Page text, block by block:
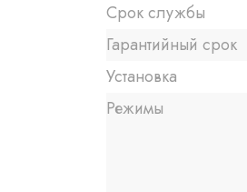
Срок службы
Гарантийный срок
Установка
Режимы